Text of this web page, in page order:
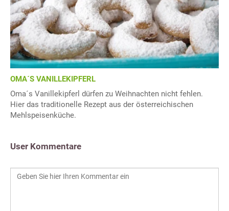
OMA´S VANILLEKIPFERL
Oma´s Vanillekipferl dürfen zu Weihnachten nicht fehlen.
Hier das traditionelle Rezept aus der österreichischen
Mehlspeisenküche.
User Kommentare